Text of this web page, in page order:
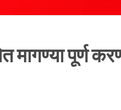
मागण्या पूर्ण